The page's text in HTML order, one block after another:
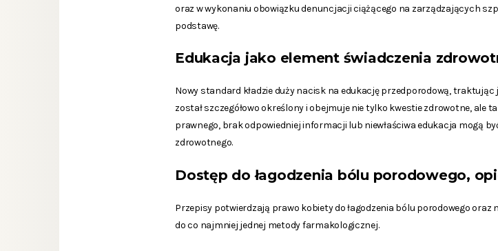
oraz w wykonaniu obowiązku denuncjacji ciążącego na zarządzających
podstawę.
Edukacja jako element świadczenia
Nowy standard kładzie duży nacisk na edukację przedporodową,
został szczegółowo określony i obejmuje nie tylko kwestie zdrowotne, ale
prawnego, brak odpowiedniej informacji lub niewłaściwa edukacja mogą
zdrowotnego.
Dostęp do łagodzenia bólu porodowego,
Przepisy potwierdzają prawo kobiety do łagodzenia bólu porodowego
do co najmniej jednej metody farmakologicznej.